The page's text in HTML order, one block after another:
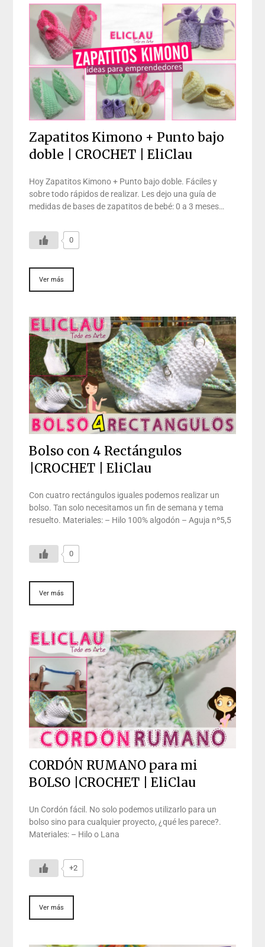
Zapatitos Kimono + Punto bajo
doble | CROCHET | EliClau
Hoy Zapatitos Kimono + Punto bajo doble. Fáciles y
sobre todo rápidos de realizar. Les dejo una guía de
medidas de bases de zapatitos de bebé: 0 a 3 meses…
0
Ver más
Bolso con 4 Rectángulos
|CROCHET | EliClau
Con cuatro rectángulos iguales podemos realizar un
bolso. Tan solo necesitamos un fin de semana y tema
resuelto. Materiales: – Hilo 100% algodón – Aguja nº5,5
0
Ver más
CORDÓN RUMANO para mi
BOLSO |CROCHET | EliClau
Un Cordón fácil. No solo podemos utilizarlo para un
bolso sino para cualquier proyecto, ¿qué les parece?.
Materiales: – Hilo o Lana
+2
Ver más